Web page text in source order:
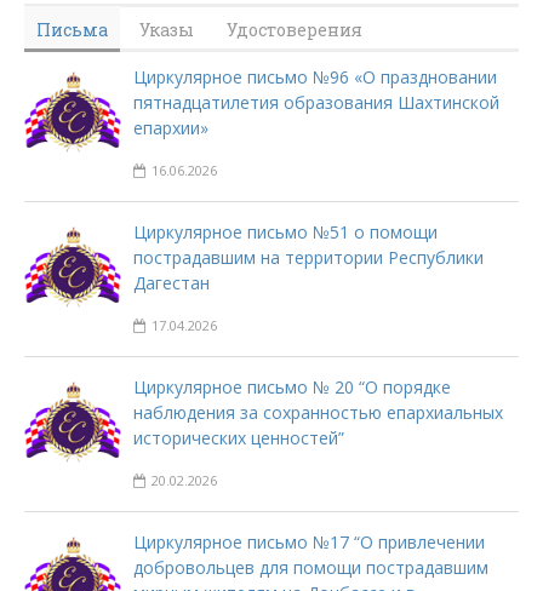
Письма
Указы Удостоверения
Циркулярное письмо №96 «О праздновании
пятнадцатилетия образования Шахтинской
епархии»
16.06.2026
Циркулярное письмо №51 о помощи
пострадавшим на территории Республики
Дагестан
17.04.2026
Циркулярное письмо № 20 “О порядке
наблюдения за сохранностью епархиальных
исторических ценностей”
20.02.2026
Циркулярное письмо №17 “О привлечении
добровольцев для помощи пострадавшим